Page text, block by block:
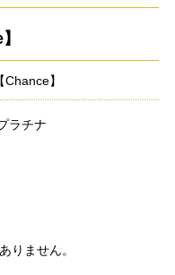
【Chance】
ラチナ
りません。